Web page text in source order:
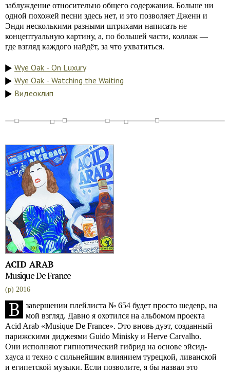
заблуждение относительно общего содержания. Больше ни
одной похожей песни здесь нет, и это позволяет Дженн и
Энди несколькими разными штрихами написать не
концептуальную картину, а, по большей части, коллаж —
где взгляд каждого найдёт, за что ухватиться.
Wye Oak - On Luxury
Wye Oak - Watching the Waiting
Видеоклип
ACID ARAB
Musique De France
(p) 2016
В
завершении плейлиста № 654 будет просто шедевр, на
мой взгляд. Давно я охотился на альбомом проекта
Acid Arab «Musique De France». Это вновь дуэт, созданный
парижскими диджеями Guido Minisky и Herve Carvalho.
Они исполняют гипнотический гибрид на основе эйсид-
хауса и техно с сильнейшим влиянием турецкой, ливанской
и египетской музыки. Если позволите, я бы назвал это